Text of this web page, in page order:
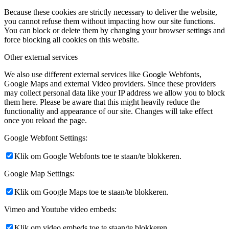
Because these cookies are strictly necessary to deliver the website,
you cannot refuse them without impacting how our site functions.
You can block or delete them by changing your browser settings and
force blocking all cookies on this website.
Other external services
We also use different external services like Google Webfonts,
Google Maps and external Video providers. Since these providers
may collect personal data like your IP address we allow you to block
them here. Please be aware that this might heavily reduce the
functionality and appearance of our site. Changes will take effect
once you reload the page.
Google Webfont Settings:
Klik om Google Webfonts toe te staan/te blokkeren.
Google Map Settings:
Klik om Google Maps toe te staan/te blokkeren.
Vimeo and Youtube video embeds: